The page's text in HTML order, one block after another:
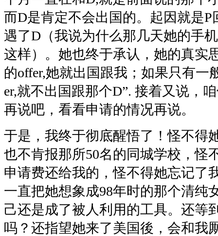
而D是肯定不会出国的。起因就是
遇了D（我说为什么那几天她的手
这样）。她也终于承认，她的真实
的offer,她就出国跟我；如果只有一
er,就不出国跟那个D”. 接着又说，
再说吧，看看申请的情况再说。
于是，我终于彻底醒悟了！怪不得
也不肯报那所50名的同城学校，怪
申请费还给我的，怪不得她忘记
一直把她想象成98年时的那个清纯
己还是成了被人利用的工具。还等
吗？还指望她来了美国後，会和我